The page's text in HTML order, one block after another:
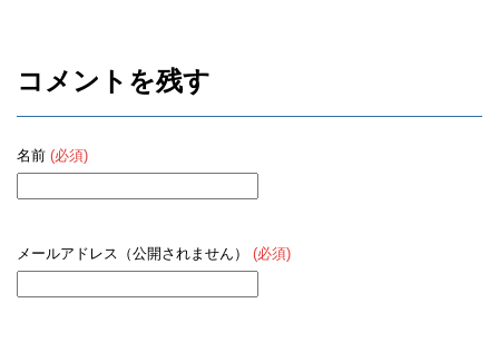
コメントを残す
名前 (必須)
メールアドレス（公開されません） (必須)